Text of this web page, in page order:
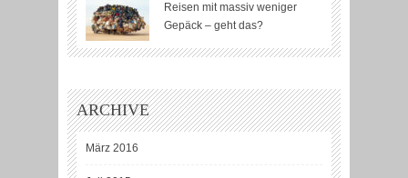
Reisen mit massiv weniger
Gepäck – geht das?
ARCHIVE
März 2016